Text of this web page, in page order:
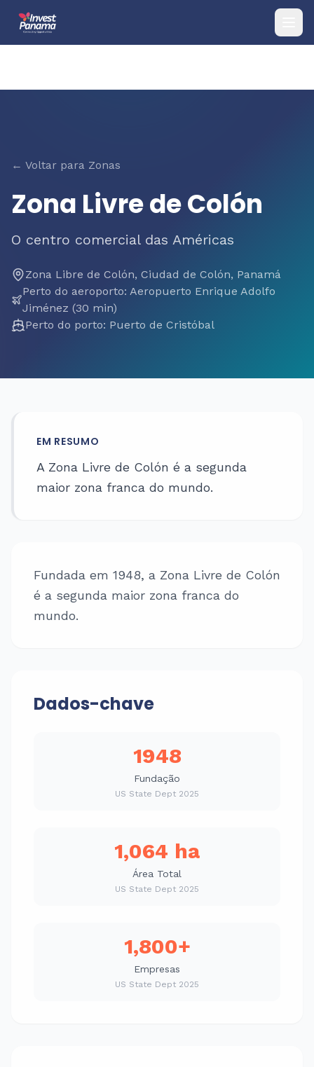
← Voltar para Zonas
Zona Livre de Colón
O centro comercial das Américas
Zona Libre de Colón, Ciudad de Colón, Panamá
Perto do aeroporto: Aeropuerto Enrique Adolfo
Jiménez (30 min)
Perto do porto: Puerto de Cristóbal
EM RESUMO
A Zona Livre de Colón é a segunda
maior zona franca do mundo.
Fundada em 1948, a Zona Livre de Colón
é a segunda maior zona franca do
mundo.
Dados-chave
1948
Fundação
US State Dept 2025
1,064 ha
Área Total
US State Dept 2025
1,800+
Empresas
US State Dept 2025